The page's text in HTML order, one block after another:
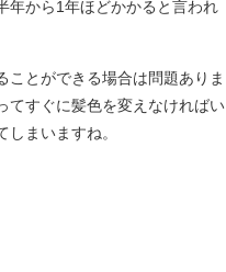
年から1年ほどかかると言われ
ことができる場合は問題ありま
てすぐに髪色を変えなければい
まいますね。